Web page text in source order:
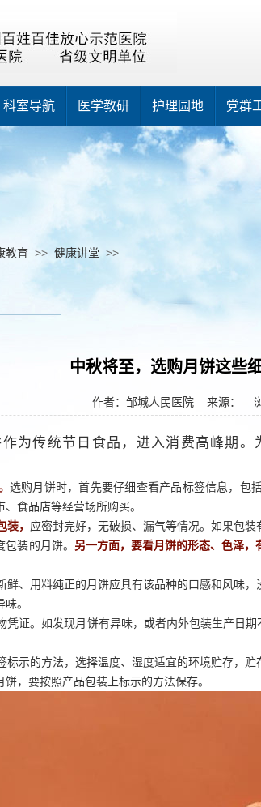
科室导航 医学教研 护理园地 党群
教育 >> 健康讲堂 >>
中秋将至，选购月饼这些
作者：邹城人民医院 来源： 浏
为传统节日食品，进入消费高峰期
选购月饼时，首先要仔细查看产品标签信息，包
食品店等经营场所购买。
， 应密封完好，无破损、漏气等情况。如果包
装的月饼。 另一方面，要看月饼的形态、色泽，
鲜、用料纯正的月饼应具有该品种的口感和风味
。
凭证。如发现月饼有异味，或者内外包装生产日
标示的方法，选择温度、湿度适宜的环境贮存，
，要按照产品包装上标示的方法保存。